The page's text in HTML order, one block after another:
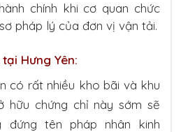
chính khi cơ quan chức
pháp lý của đơn vị vận tải.
Hưng Yên:
có rất nhiều kho bãi và khu
hữu chứng chỉ này sớm sẽ
đứng tên pháp nhân kinh